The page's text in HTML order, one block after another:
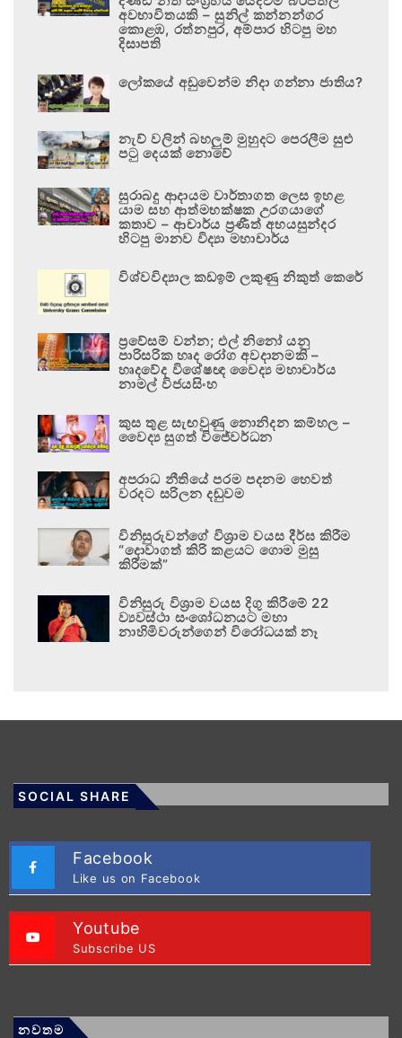
අවභාවිතයකි – සුනිල් කන්නන්ගර
කොළඹ, රත්නපුර, අම්පාර හිටපු මහ
දිසාපති
ලෝකයේ අඩුවෙන්ම නිදා ගන්නා ජාතිය?
නැව් වලින් බහලුම් මුහුදට පෙරලීම සුළු
පටු දෙයක් නොවේ
සුරාබදු ආදායම වාර්තාගත ලෙස ඉහළ
යාම සහ ආත්මභක්ෂක උරගයාගේ
කතාව – ආචාර්ය ප්‍රණීත් අභයසුන්දර
හිටපු මානව විද්‍යා මහාචාර්ය
විශ්වවිද්‍යාල කඩඉම් ලකුණු නිකුත් කෙරේ
ප්‍රවේසම් වන්න; එල් නිනෝ යනු
පාරිසරික හෘද රෝග අවදානමකි –
හෘදවේද විශේෂඥ වෛද්‍ය මහාචාර්ය
නාමල් විජයසිංහ
කුස තුළ සැඟවුණු නොනිදන කම්හල –
වෛද්‍ය සුගත් විජේවර්ධන
අපරාධ නීතියේ පරම පදනම හෙවත්
වරදට සරිලන දඬුවම
විනිසුරුවන්ගේ විශ්‍රාම වයස දීර්ඝ කිරීම
“දොවාගත් කිරි කළයට ගොම මුසු
කිරීමක්”
විනිසුරු විශ්‍රාම වයස දිගු කිරීමේ 22
ව්‍යවස්ථා සංශෝධනයට මහා
නාහිමිවරුන්ගෙන් විරෝධයක් නෑ
SOCIAL SHARE
Facebook
Like us on Facebook
Youtube
Subscribe US
නවතම